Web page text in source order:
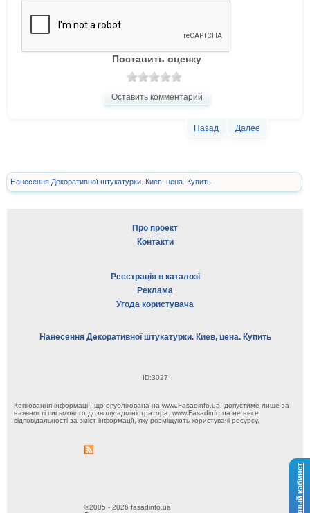
Личный кабинет
Поставить оценку
Оставить комментарий
Назад Далее
Нанесення Декоративної штукатурки. Киев, цена. Купить
Про проект
Контакти
Реєстрація в каталозі
Реклама
Угода користувача
Нанесення Декоративної штукатурки. Киев, цена. Купить
ID:3027
Копіювання інформації, що опублікована на www.Fasadinfo.ua, допустиме лише за
наявності письмового дозволу адміністратора. www.Fasadinfo.ua не несе
відповідальності за зміст інформації, яку розміщують користувачі ресурсу.
©2005 - 2026 fasadinfo.ua